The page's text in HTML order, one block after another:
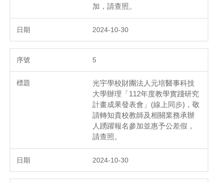
加，請查照。
2024-10-30
5
光宇學校財團法人元培醫事科技
大學辦理「112年度教學實踐研究
計畫成果發表會」(線上同步)，敬
請轉知貴校教師及相關業務承辦
人踴躍報名參加並惠予公差假，
請查照。
2024-10-30